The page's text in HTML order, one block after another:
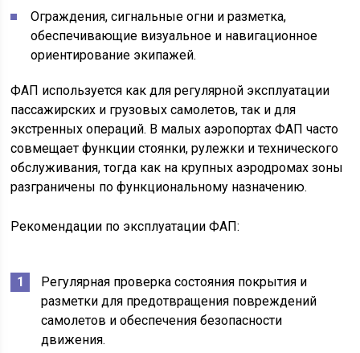
Ограждения, сигнальные огни и разметка,
обеспечивающие визуальное и навигационное
ориентирование экипажей.
ФАП используется как для регулярной эксплуатации
пассажирских и грузовых самолетов, так и для
экстренных операций. В малых аэропортах ФАП часто
совмещает функции стоянки, рулежки и технического
обслуживания, тогда как на крупных аэродромах зоны
разграничены по функциональному назначению.
Рекомендации по эксплуатации ФАП:
Регулярная проверка состояния покрытия и
разметки для предотвращения повреждений
самолетов и обеспечения безопасности
движения.